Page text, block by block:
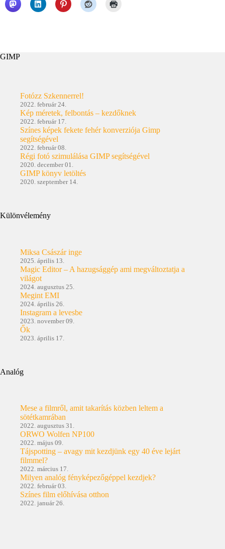
GIMP
Fotózz Szkennerrel!
2022. február 24.
Kép méretek, felbontás – kezdőknek
2022. február 17.
Színes képek fekete fehér konverziója Gimp
segítségével
2022. február 08.
Régi fotó szimulálása GIMP segítségével
2020. december 01.
GIMP könyv letöltés
2020. szeptember 14.
Különvélemény
Miksa Császár inge
2025. április 13.
Magic Editor – A hazugsággép ami megváltoztatja a
világot
2024. augusztus 25.
Megint EMI
2024. április 26.
Instagram a levesbe
2023. november 09.
Ők
2023. április 17.
Analóg
Mese a filmről, amit takarítás közben leltem a
sötétkamrában
2022. augusztus 31.
ORWO Wolfen NP100
2022. május 09.
Tájspotting – avagy mit kezdjünk egy 40 éve lejárt
filmmel?
2022. március 17.
Milyen analóg fényképezőgéppel kezdjek?
2022. február 03.
Színes film előhívása otthon
2022. január 26.